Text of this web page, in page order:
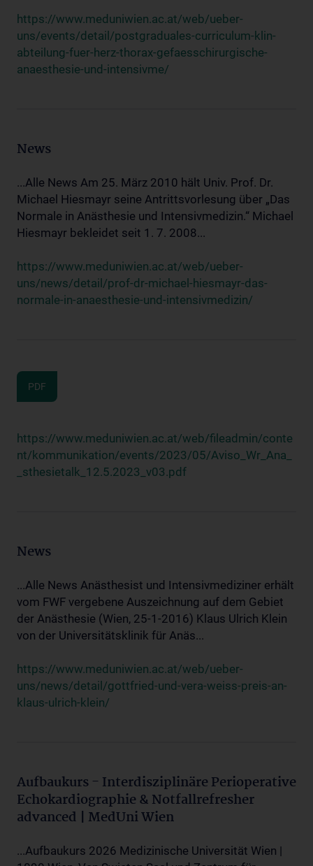
https://www.meduniwien.ac.at/web/ueber-
uns/events/detail/postgraduales-curriculum-klin-
abteilung-fuer-herz-thorax-gefaesschirurgische-
anaesthesie-und-intensivme/
News
...Alle News Am 25. März 2010 hält Univ. Prof. Dr.
Michael Hiesmayr seine Antrittsvorlesung über „Das
Normale in Anästhesie und Intensivmedizin.“ Michael
Hiesmayr bekleidet seit 1. 7. 2008...
https://www.meduniwien.ac.at/web/ueber-
uns/news/detail/prof-dr-michael-hiesmayr-das-
normale-in-anaesthesie-und-intensivmedizin/
PDF
https://www.meduniwien.ac.at/web/fileadmin/conte
nt/kommunikation/events/2023/05/Aviso_Wr_Ana_
_sthesietalk_12.5.2023_v03.pdf
News
...Alle News Anästhesist und Intensivmediziner erhält
vom FWF vergebene Auszeichnung auf dem Gebiet
der Anästhesie (Wien, 25-1-2016) Klaus Ulrich Klein
von der Universitätsklinik für Anäs...
https://www.meduniwien.ac.at/web/ueber-
uns/news/detail/gottfried-und-vera-weiss-preis-an-
klaus-ulrich-klein/
Aufbaukurs - Interdisziplinäre Perioperative
Echokardiographie & Notfallrefresher
advanced | MedUni Wien
...Aufbaukurs 2026 Medizinische Universität Wien |